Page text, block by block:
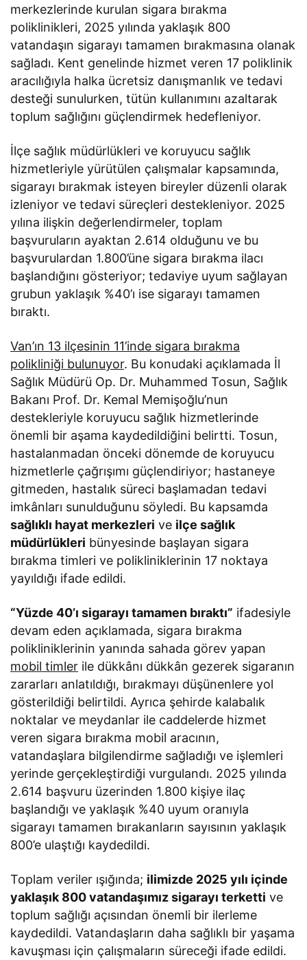
merkezlerinde kurulan sigara bırakma
poliklinikleri, 2025 yılında yaklaşık 800
vatandaşın sigarayı tamamen bırakmasına olanak
sağladı. Kent genelinde hizmet veren 17 poliklinik
aracılığıyla halka ücretsiz danışmanlık ve tedavi
desteği sunulurken, tütün kullanımını azaltarak
toplum sağlığını güçlendirmek hedefleniyor.
İlçe sağlık müdürlükleri ve koruyucu sağlık
hizmetleriyle yürütülen çalışmalar kapsamında,
sigarayı bırakmak isteyen bireyler düzenli olarak
izleniyor ve tedavi süreçleri destekleniyor. 2025
yılına ilişkin değerlendirmeler, toplam
başvuruların ayaktan 2.614 olduğunu ve bu
başvurulardan 1.800’üne sigara bırakma ilacı
başlandığını gösteriyor; tedaviye uyum sağlayan
grubun yaklaşık %40’ı ise sigarayı tamamen
bıraktı.
Van’ın 13 ilçesinin 11’inde sigara bırakma
polikliniği bulunuyor. Bu konudaki açıklamada İl
Sağlık Müdürü Op. Dr. Muhammed Tosun, Sağlık
Bakanı Prof. Dr. Kemal Memişoğlu’nun
destekleriyle koruyucu sağlık hizmetlerinde
önemli bir aşama kaydedildiğini belirtti. Tosun,
hastalanmadan önceki dönemde de koruyucu
hizmetlerle çağrışımı güçlendiriyor; hastaneye
gitmeden, hastalık süreci başlamadan tedavi
imkânları sunulduğunu söyledi. Bu kapsamda
sağlıklı hayat merkezleri ve ilçe sağlık
müdürlükleri bünyesinde başlayan sigara
bırakma timleri ve polikliniklerinin 17 noktaya
yayıldığı ifade edildi.
“Yüzde 40’ı sigarayı tamamen bıraktı” ifadesiyle
devam eden açıklamada, sigara bırakma
polikliniklerinin yanında sahada görev yapan
mobil timler ile dükkânı dükkân gezerek sigaranın
zararları anlatıldığı, bırakmayı düşünenlere yol
gösterildiği belirtildi. Ayrıca şehirde kalabalık
noktalar ve meydanlar ile caddelerde hizmet
veren sigara bırakma mobil aracının,
vatandaşlara bilgilendirme sağladığı ve işlemleri
yerinde gerçekleştirdiği vurgulandı. 2025 yılında
2.614 başvuru üzerinden 1.800 kişiye ilaç
başlandığı ve yaklaşık %40 uyum oranıyla
sigarayı tamamen bırakanların sayısının yaklaşık
800’e ulaştığı kaydedildi.
Toplam veriler ışığında; ilimizde 2025 yılı içinde
yaklaşık 800 vatandaşımız sigarayı terketti ve
toplum sağlığı açısından önemli bir ilerleme
kaydedildi. Vatandaşların daha sağlıklı bir yaşama
kavuşması için çalışmaların süreceği ifade edildi.